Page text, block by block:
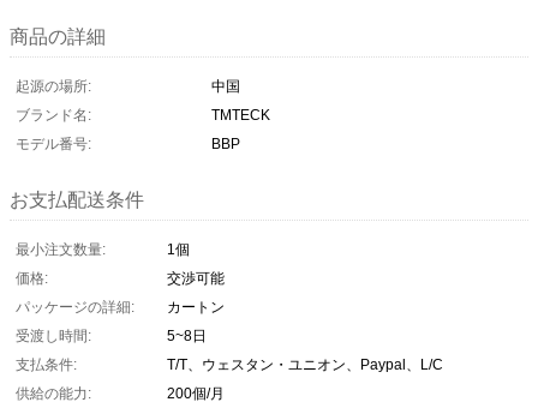
商品の詳細
起源の場所:
中国
ブランド名:
TMTECK
モデル番号:
BBP
お支払配送条件
最小注文数量:
1個
価格:
交渉可能
パッケージの詳細:
カートン
受渡し時間:
5~8日
支払条件:
T/T、ウェスタン・ユニオン、Paypal、L/C
供給の能力:
200個/月